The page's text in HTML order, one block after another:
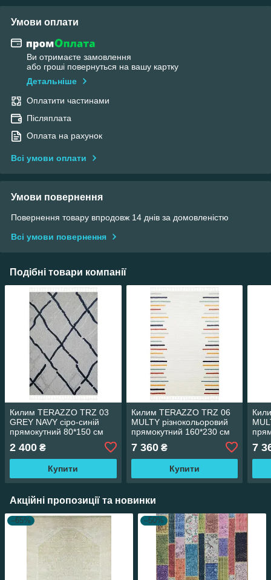
Умови оплати
Ви отримаєте замовлення
або гроші повернуться на вашу картку
Детальніше
Оплатити частинами
Післяплата
Оплата на рахунок
Всі умови оплати
Умови повернення
Повернення товару впродовж 14 днів за домовленістю
Всі умови повернення
Подібні товари компанії
Килим TERAZZO TRZ 03
GREY NAVY сіро-синій
прямокутний 80*150 см
2 400 ₴
Купити
Килим TERAZZO TRZ 06
MULTY різнокольоровий
прямокутний 160*230 см
7 360₴
Купити
7
Акційні пропозиції та новинки
–65% –50%